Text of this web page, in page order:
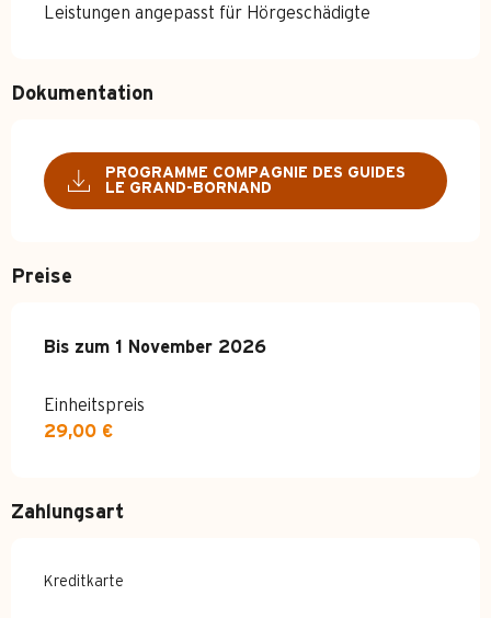
Leistungen angepasst für Hörgeschädigte
Dokumentation
PROGRAMME COMPAGNIE DES GUIDES
LE GRAND-BORNAND
Preise
ab4 April 2026bis zum1 November 2026
Bis zum 1 November 2026
Einheitspreis
29,00 €
Zahlungsart
Kreditkarte